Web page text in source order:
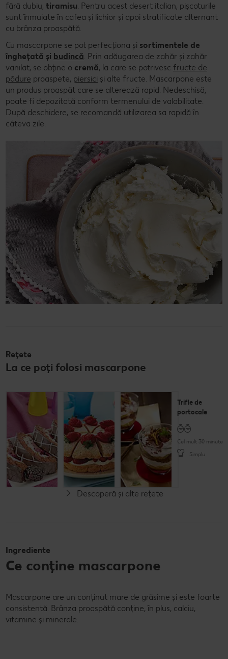
fără dubiu, tiramisu . Pentru acest desert italian, pișcoturile
sunt înmuiate în cafea și lichior și apoi stratificate alternant
cu brânza proaspătă.
Cu mascarpone se pot perfecționa și sortimentele de
înghețată și budincă . Prin adăugarea de zahăr și zahăr
vanilat, se obține o cremă, la care se potrivesc fructe de
pădure proaspete, piersici și alte fructe. Mascarpone este
un produs proaspăt care se alterează rapid. Nedeschisă,
poate fi depozitată conform termenului de valabilitate.
După deschidere, se recomandă utilizarea sa rapidă în
câteva zile.
Rețete
La ce poți folosi mascarpone
Ruladă cu
mure și
mascarpone
Cel mult 60 minute
Rafinat
Prăjitură cu
căpșune și
cremă de
mascarpone
Cel mult 30 minute
Simplu
Trifle de
portocale
Cel mult 30 minute
Simplu
Descoperă și alte rețete
Ingrediente
Ce conține mascarpone
Mascarpone are un conținut mare de grăsime și este foarte
consistentă. Brânza proaspătă conține, în plus, calciu,
vitamine și minerale.